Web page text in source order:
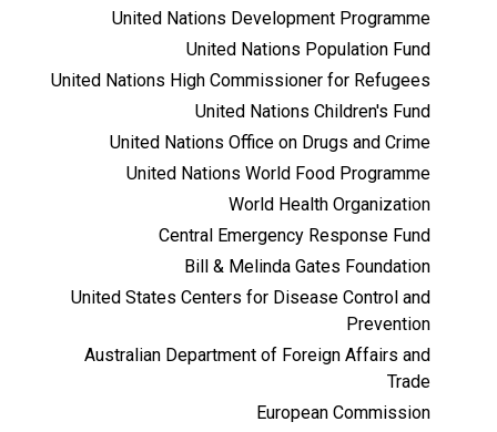
United Nations Development Programme
United Nations Population Fund
United Nations High Commissioner for Refugees
United Nations Children's Fund
United Nations Office on Drugs and Crime
United Nations World Food Programme
World Health Organization
Central Emergency Response Fund
Bill & Melinda Gates Foundation
United States Centers for Disease Control and
Prevention
Australian Department of Foreign Affairs and
Trade
European Commission